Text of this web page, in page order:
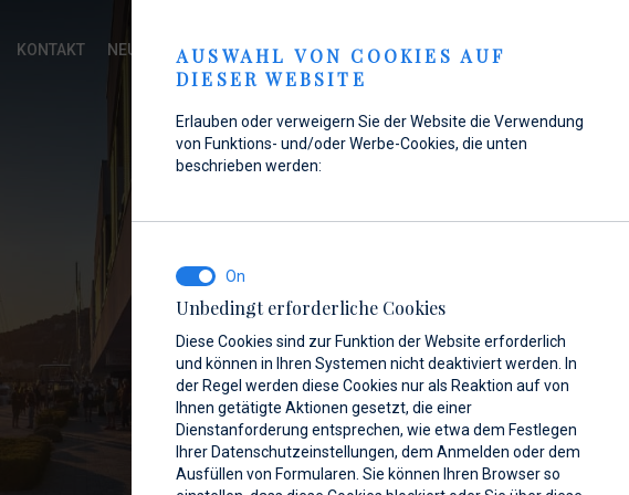
Tanken Sie Ihr Boot in
auf!
Mehr erfahren
Hier finden Sie Teile,
Ausrüstung für Ihr
Schiff
Mehr erfahren
Dayboat & Ribs
KONTAKT NEUIGKEITEN Liegeplätze DE
AUSWAHL VON COOKIES AUF
DIESER WEBSITE
Erlauben oder verweigern Sie der Website die Verwendung
von Funktions- und/oder Werbe-Cookies, die unten
beschrieben werden:
Unbedingt erforderliche Cookies
Diese Cookies sind zur Funktion der Website erforderlich
und können in Ihren Systemen nicht deaktiviert werden. In
der Regel werden diese Cookies nur als Reaktion auf von
Ihnen getätigte Aktionen gesetzt, die einer
Dienstanforderung entsprechen, wie etwa dem Festlegen
Ihrer Datenschutzeinstellungen, dem Anmelden oder dem
Ausfüllen von Formularen. Sie können Ihren Browser so